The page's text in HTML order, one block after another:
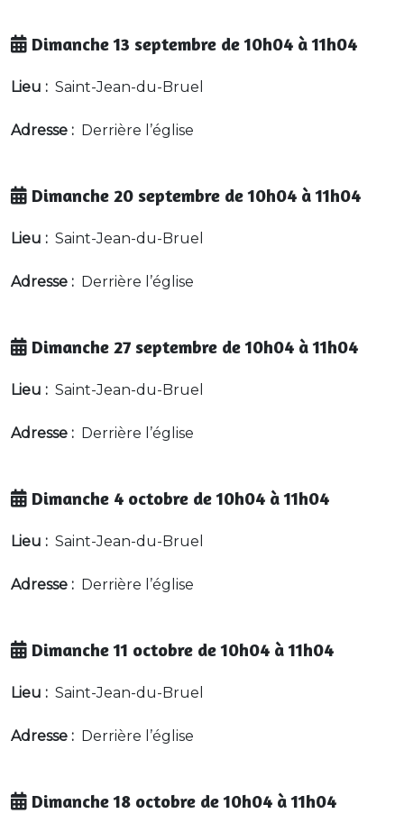
Dimanche 13 septembre de 10h04 à 11h04
Lieu : Saint-Jean-du-Bruel
Adresse : Derrière l’église
Dimanche 20 septembre de 10h04 à 11h04
Lieu : Saint-Jean-du-Bruel
Adresse : Derrière l’église
Dimanche 27 septembre de 10h04 à 11h04
Lieu : Saint-Jean-du-Bruel
Adresse : Derrière l’église
Dimanche 4 octobre de 10h04 à 11h04
Lieu : Saint-Jean-du-Bruel
Adresse : Derrière l’église
Dimanche 11 octobre de 10h04 à 11h04
Lieu : Saint-Jean-du-Bruel
Adresse : Derrière l’église
Dimanche 18 octobre de 10h04 à 11h04